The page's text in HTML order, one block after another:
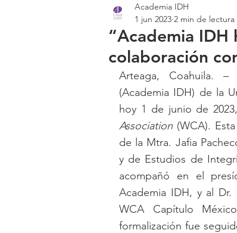
Europa Oceanía
“Academia
colaboración
Academia IDH
1 jun 2023 2 min de lectura
Arteaga, Coahuila. –
(Academia IDH) de la
hoy 1 de junio de
Association (WCA).
de la Mtra. Jafia
y de Estudios de
acompañó en el
Academia IDH, y al
WCA Capítulo
formalización fue